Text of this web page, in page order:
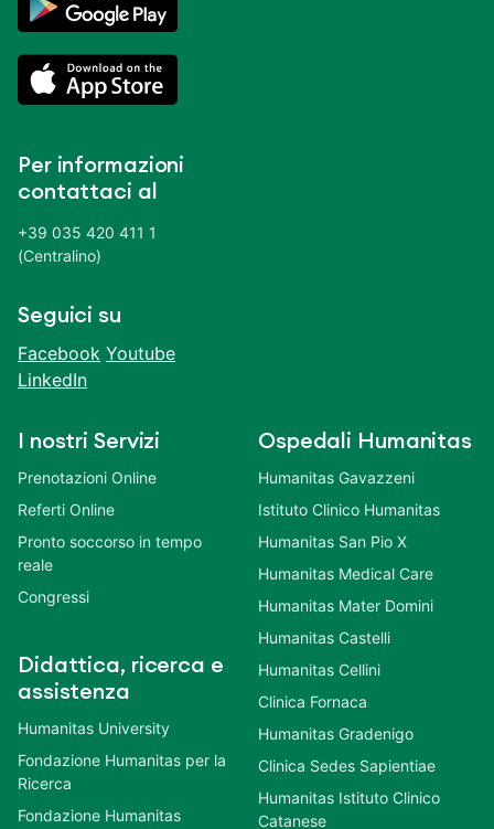
Per informazioni
contattaci al
+39 035 420 411 1
(Centralino)
Seguici su
Facebook Youtube
LinkedIn
I nostri Servizi
Prenotazioni Online
Referti Online
Pronto soccorso in tempo
reale
Congressi
Didattica, ricerca e
assistenza
Humanitas University
Fondazione Humanitas per la
Ricerca
Fondazione Humanitas
Ospedali Humanitas
Humanitas Gavazzeni
Istituto Clinico Humanitas
Humanitas San Pio X
Humanitas Medical Care
Humanitas Mater Domini
Humanitas Castelli
Humanitas Cellini
Clinica Fornaca
Humanitas Gradenigo
Clinica Sedes Sapientiae
Humanitas Istituto Clinico
Catanese